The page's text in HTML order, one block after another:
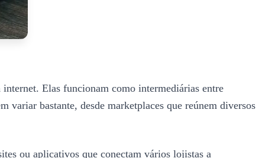
Elas funcionam como intermediárias entre
variar bastante, desde marketplaces que reúnem diversos
ou aplicativos que conectam vários lojistas a